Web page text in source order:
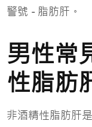
警號 - 脂肪肝。
男性常
性脂肪
非酒精性脂肪肝